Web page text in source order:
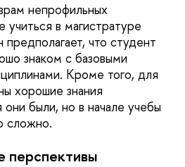
непрофильных
учиться в магистратуре
что студент
знаком с базовыми
Кроме того, для
хорошие знания
были, но в начале учебы
сложно.
перспективы